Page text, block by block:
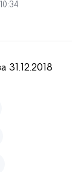
31.12.2018